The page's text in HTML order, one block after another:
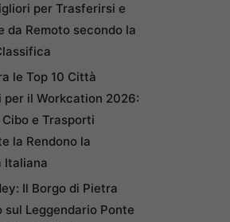
per Trasferirsi e
da Remoto secondo la
le Top 10 Città
per il Workcation 2026:
e Trasporti
la Rendono la
Italiana
Il Borgo di Pietra
sul Leggendario Ponte